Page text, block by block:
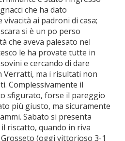
che ha dato
ai padroni di casa;
si è un po perso
che aveva palesato nel
le ha provate tutte in
e cercando di dare
Verratti, ma i risultati non
Complessivamente il
sfigurato, forse il pareggio
più giusto, ma sicuramente
Sabato si presenta
riscatto, quando in riva
(oggi vittorioso 3-1